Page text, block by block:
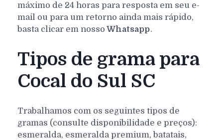
máximo de 24 horas para resposta em seu e-
mail ou para um retorno ainda mais rápido,
basta clicar em nosso Whatsapp.
Tipos de grama para
Cocal do Sul SC
Trabalhamos com os seguintes tipos de
gramas (consulte disponibilidade e preços):
esmeralda, esmeralda premium, batatais,